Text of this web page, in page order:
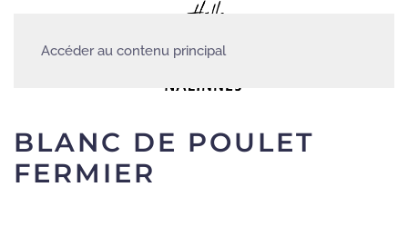
Accéder au contenu principal
BLANC DE POULET
FERMIER